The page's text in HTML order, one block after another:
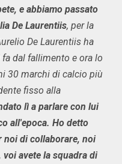
e abbiamo passato
De Laurentiis, per la
De Laurentiis ha
dal fallimento e ora lo
30 marchi di calcio più
fisso alla
lì a parlare con lui
all'epoca. Ho detto
noi di collaborare, noi
avete la squadra di